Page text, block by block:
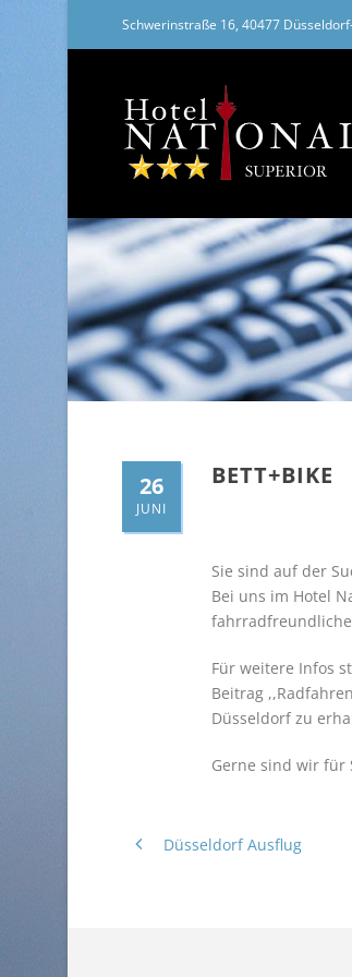
Schwerinstraße 16, 40477
26
JUNI
BETT+BIKE
Sie sind auf der
Bei uns im Hotel
Für weitere Infos
Beitrag
Düsseldorf zu
Gerne sind wir für
Düsseldorf Ausflug